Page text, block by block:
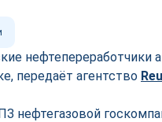
нефтепереработчики
передаёт агентство
нефтегазовой